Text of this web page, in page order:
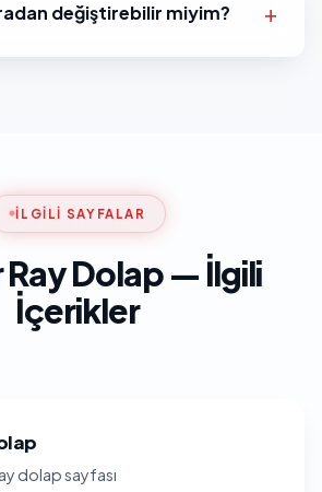
değiştirebilir miyim?
İLGILI SAYFALAR
Dolap — İlgili
İçerikler
dolap sayfası